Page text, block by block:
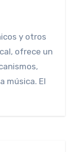
ofrece un
música. El